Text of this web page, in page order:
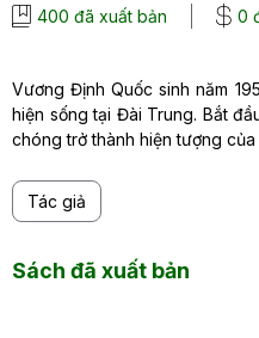
400 đã xuất bản 0
Vương Định Quốc sinh năm
hiện sống tại Đài Trung. Bắt
chóng trở thành hiện tượng
Tác giả
Sách đã xuất bản